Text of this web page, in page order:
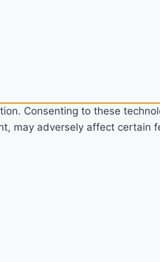
Consenting to these
may adversely affect certain